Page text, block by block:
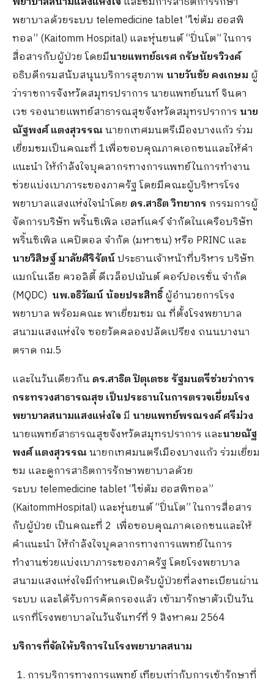
พยาบาลด้วยระบบ telemedicine tablet “ไข่ต้ม ฮอสพิ
ทอล” (Kaitomm Hospital) และหุ่นยนต์ “ปิ่นโต” ในการ
สื่อสารกับผู้ป่วย โดยมีนายแพทย์ธเรศ กรัษนัยรวิวงค์
อธิบดีกรมสนับสนุนบริการสุขภาพ นายวันชัย คงเกษม ผู้
ว่าราชการจังหวัดสมุทรปราการ นายแพทย์นนท์ จินดา
เวช รองนายแพทย์สาธารณสุขจังหวัดสมุทรปราการ นาย
ณัฐพงศ์ แตงสุวรรณนายกเทศมนตรีเมืองบางแก้ว ร่วม
เยี่ยมชมเป็นคณะที่ 1เพื่อขอบคุณภาคเอกชนและให้คำ
แนะนำ ให้กำลังใจบุคลากรทางการแพทย์ในการทำงาน
ช่วยแบ่งเบาภาระของภาครัฐ โดยมีคณะผู้บริหารโรง
พยาบาลแสงแห่งใจนำโดย ดร.สาธิต วิทยากร กรรมการผู้
จัดการบริษัท พริ้นซิเพิล เฮลท์แคร์ จำกัดในเครือบริษัท
พริ้นซิเพิล แคปิตอล จำกัด (มหาชน) หรือ PRINC และ
นายวิสิษฐ์ มาลัยศิริรัตน์ประธานเจ้าหน้าที่บริหาร บริษัท
แมกโนเลีย ควอลิตี้ ดีเวล็อปเม้นต์ คอร์ปอเรชั่น จำกัด
(MQDC) นพ.อธิวัฒน์ น้อยประสิทธิ์ผู้อำนวยการโรง
พยาบาล พร้อมคณะ พาเยี่ยมชม ณ ที่ตั้งโรงพยาบาล
สนามแสงแห่งใจ ซอยวัดคลองปลัดเปรียง ถนนบางนา
ตราด กม.5
และในวันเดียวกัน ดร.สาธิต ปิตุเตชะ รัฐมนตรีช่วยว่าการ
กระทรวงสาธารณสุข เป็นประธานในการตรวจเยี่ยมโรง
พยาบาลสนามแสงแห่งใจมี นายแพทย์พรณรงค์ ศรีม่วง
นายแพทย์สาธารณสุขจังหวัดสมุทรปราการ และนายณัฐ
พงศ์ แตงสุวรรณนายกเทศมนตรีเมืองบางแก้ว ร่วมเยี่ยม
ชม และดูการสาธิตการรักษาพยาบาลด้วย
ระบบ telemedicine tablet “ไข่ต้ม ฮอสพิทอล”
(KaitommHospital) และหุ่นยนต์ “ปิ่นโต” ในการสื่อสาร
กับผู้ป่วย เป็นคณะที่ 2 เพื่อขอบคุณภาคเอกชนและให้
คำแนะนำ ให้กำลังใจบุคลากรทางการแพทย์ในการ
ทำงานช่วยแบ่งเบาภาระของภาครัฐ โดยโรงพยาบาล
สนามแสงแห่งใจมีกำหนดเปิดรับผู้ป่วยที่ลงทะเบียนผ่าน
ระบบ และได้รับการคัดกรองแล้ว เข้ามารักษาตัวเป็นวัน
แรกที่โรงพยาบาลในวันจันทร์ที่ 9 สิงหาคม 2564
บริการที่จัดให้บริการในโรงพยาบาลสนาม
การบริการทางการแพทย์ เทียบเท่ากับการเข้ารักษาที่